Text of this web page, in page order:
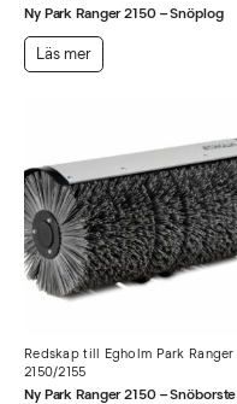
Ny Park Ranger 2150 – Snöplog
Läs mer
Redskap till Egholm Park Ranger
2150/2155
Ny Park Ranger 2150 – Snöborste